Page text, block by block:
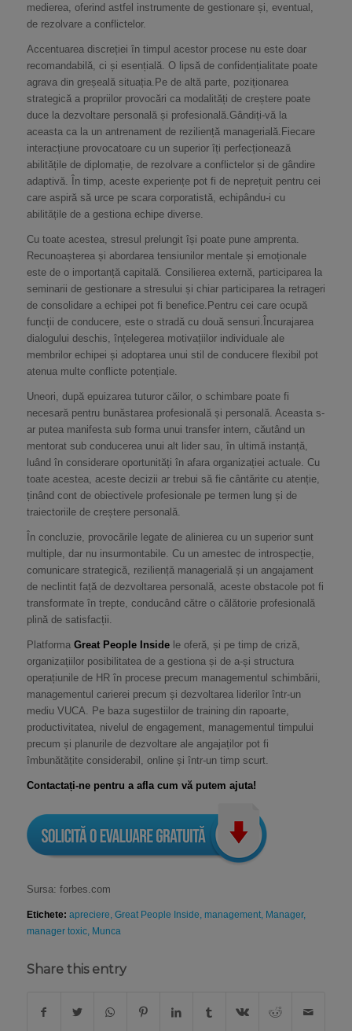
medierea, oferind astfel instrumente de gestionare și, eventual,
de rezolvare a conflictelor.
Accentuarea discreției în timpul acestor procese nu este doar
recomandabilă, ci și esențială. O lipsă de confidențialitate poate
agrava din greșeală situația.Pe de altă parte, poziționarea
strategică a propriilor provocări ca modalități de creștere poate
duce la dezvoltare personală și profesională.Gândiți-vă la
aceasta ca la un antrenament de reziliență managerială.Fiecare
interacțiune provocatoare cu un superior îți perfecționează
abilitățile de diplomație, de rezolvare a conflictelor și de gândire
adaptivă. În timp, aceste experiențe pot fi de neprețuit pentru cei
care aspiră să urce pe scara corporatistă, echipându-i cu
abilitățile de a gestiona echipe diverse.
Cu toate acestea, stresul prelungit își poate pune amprenta.
Recunoașterea și abordarea tensiunilor mentale și emoționale
este de o importanță capitală. Consilierea externă, participarea la
seminarii de gestionare a stresului și chiar participarea la retrageri
de consolidare a echipei pot fi benefice.Pentru cei care ocupă
funcții de conducere, este o stradă cu două sensuri.Încurajarea
dialogului deschis, înțelegerea motivațiilor individuale ale
membrilor echipei și adoptarea unui stil de conducere flexibil pot
atenua multe conflicte potențiale.
Uneori, după epuizarea tuturor căilor, o schimbare poate fi
necesară pentru bunăstarea profesională și personală. Aceasta s-
ar putea manifesta sub forma unui transfer intern, căutând un
mentorat sub conducerea unui alt lider sau, în ultimă instanță,
luând în considerare oportunități în afara organizației actuale. Cu
toate acestea, aceste decizii ar trebui să fie cântărite cu atenție,
ținând cont de obiectivele profesionale pe termen lung și de
traiectoriile de creștere personală.
În concluzie, provocările legate de alinierea cu un superior sunt
multiple, dar nu insurmontabile. Cu un amestec de introspecție,
comunicare strategică, reziliență managerială și un angajament
de neclintit față de dezvoltarea personală, aceste obstacole pot fi
transformate în trepte, conducând către o călătorie profesională
plină de satisfacții.
Platforma Great People Insidele oferă, și pe timp de criză,
organizațiilor posibilitatea de a gestiona și de a-și structura
operațiunile de HR în procese precum managementul schimbării,
managementul carierei precum și dezvoltarea liderilor într-un
mediu VUCA. Pe baza sugestiilor de training din rapoarte,
productivitatea, nivelul de engagement, managementul timpului
precum și planurile de dezvoltare ale angajaților pot fi
îmbunătățite considerabil, online și într-un timp scurt.
Contactați-ne pentru a afla cum vă putem ajuta!
Sursa: forbes.com
Etichete: apreciere Great People Inside management, Manager,
manager toxic, Munca
Share this entry